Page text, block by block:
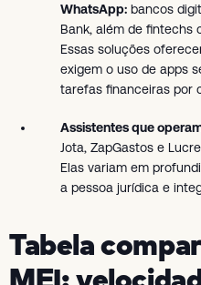
WhatsApp: bancos
Bank, além de fintechs
Essas soluções
exigem o uso de apps
tarefas financeiras por
Assistentes que
Jota, ZapGastos e
Elas variam em
a pessoa jurídica e
Tabela